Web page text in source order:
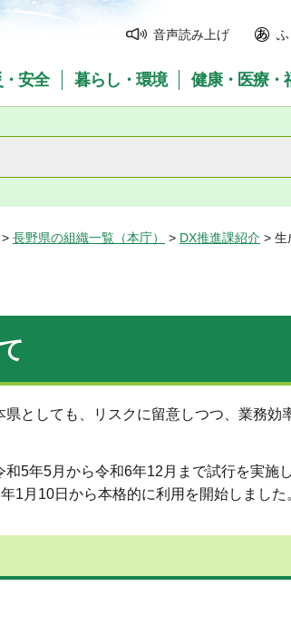
音声読み上げ
・安全 暮らし・環境 健康・医療・
> 長野県の組織一覧（本庁） > DX推進課紹介 > 生
としても、リスクに留意しつつ、業務効
5年5月から令和6年12月まで試行を実施
1月10日から本格的に利用を開始しました